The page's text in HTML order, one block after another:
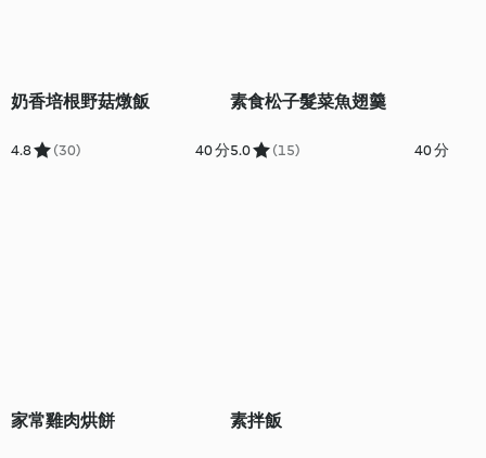
奶香培根野菇燉飯
4.8 (30) 40 分
素食松子髮菜魚翅羹
5.0 (15) 40 分
家常雞肉烘餅 素拌飯